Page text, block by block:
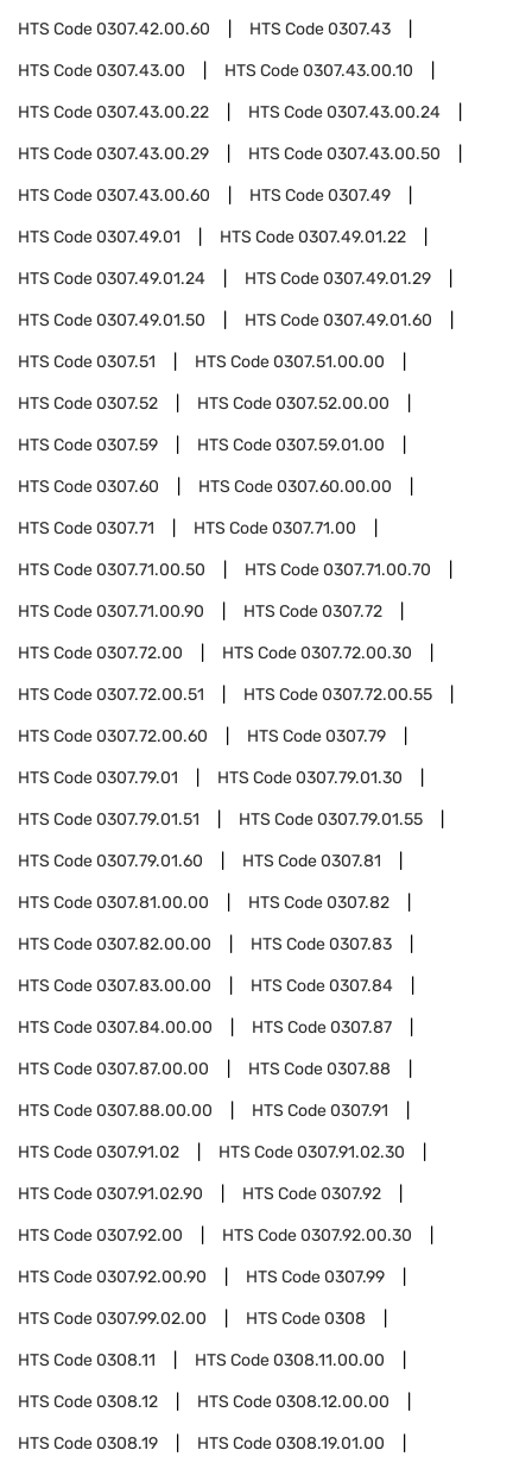
HTS Code0307.42.00.60 HTS Code0307.43
HTS Code0307.43.00 HTS Code0307.43.00.10
HTS Code0307.43.00.22 HTS Code0307.43.00.24
HTS Code0307.43.00.29 HTS Code0307.43.00.50
HTS Code0307.43.00.60 HTS Code0307.49
HTS Code0307.49.01 HTS Code0307.49.01.22
HTS Code0307.49.01.24 HTS Code0307.49.01.29
HTS Code0307.49.01.50 HTS Code0307.49.01.60
HTS Code0307.51 HTS Code0307.51.00.00
HTS Code0307.52 HTS Code0307.52.00.00
HTS Code0307.59 HTS Code0307.59.01.00
HTS Code0307.60 HTS Code0307.60.00.00
HTS Code0307.71 HTS Code0307.71.00
HTS Code0307.71.00.50 HTS Code0307.71.00.70
HTS Code0307.71.00.90 HTS Code0307.72
HTS Code0307.72.00 HTS Code0307.72.00.30
HTS Code0307.72.00.51 HTS Code0307.72.00.55
HTS Code0307.72.00.60 HTS Code0307.79
HTS Code0307.79.01 HTS Code0307.79.01.30
HTS Code0307.79.01.51 HTS Code0307.79.01.55
HTS Code0307.79.01.60 HTS Code0307.81
HTS Code0307.81.00.00 HTS Code0307.82
HTS Code0307.82.00.00 HTS Code0307.83
HTS Code0307.83.00.00 HTS Code0307.84
HTS Code0307.84.00.00 HTS Code0307.87
HTS Code0307.87.00.00 HTS Code0307.88
HTS Code0307.88.00.00 HTS Code0307.91
HTS Code0307.91.02 HTS Code0307.91.02.30
HTS Code0307.91.02.90 HTS Code0307.92
HTS Code0307.92.00 HTS Code0307.92.00.30
HTS Code0307.92.00.90 HTS Code0307.99
HTS Code0307.99.02.00 HTS Code0308
HTS Code0308.11 HTS Code0308.11.00.00
HTS Code0308.12 HTS Code0308.12.00.00
HTS Code0308.19 HTS Code0308.19.01.00